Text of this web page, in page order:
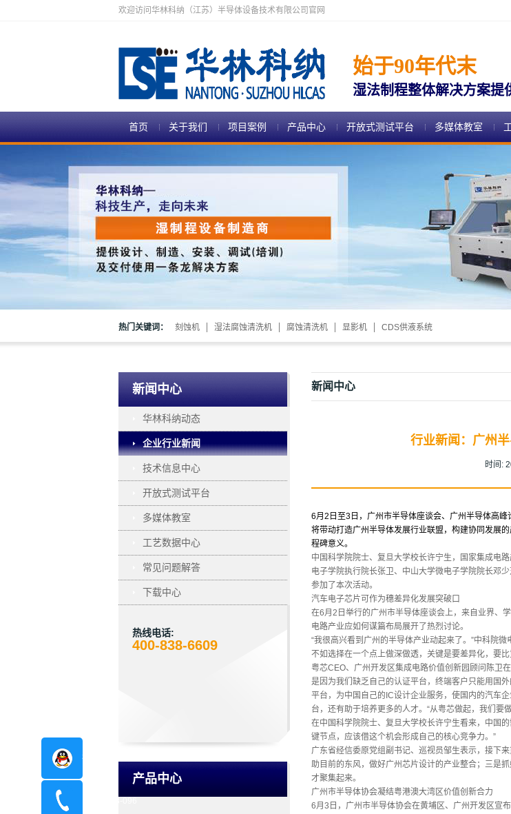
欢迎访问华林科纳（江苏）半导体设备技术有限公司官网
始于90年代末
湿法制程整体解决方案提
首页 关于我们 项目案例 产品中心 开放式测试平台 多媒体教室
热门关键词： 刻蚀机 湿法腐蚀清洗机 腐蚀清洗机 显影机 CDS供液系统
新闻中心
华林科纳动态
企业行业新闻
技术信息中心
开放式测试平台
多媒体教室
工艺数据中心
常见问题解答
下载中心
热线电话:
400-838-6609
产品中心
新闻中心
行业新闻：广州
时间:
6月2日至3日，广州市半导体座谈会、广州半导体高
将带动打造广州半导体发展行业联盟，构建协同发展
程碑意义。
中国科学院院士、复旦大学校长许宁生，国家集成电
电子学院执行院长张卫、中山大学微电子学院院长邓
参加了本次活动。
汽车电子芯片可作为穗差异化发展突破口
在6月2日举行的广州市半导体座谈会上，来自业界、
电路产业应如何谋篇布局展开了热烈讨论。
“我很高兴看到广州的半导体产业动起来了。”中科院
不如选择在一个点上做深做透，关键是要差异化，要
粤芯CEO、广州开发区集成电路价值创新园顾问陈卫
是因为我们缺乏自己的认证平台，终端客户只能用国
平台，为中国自己的IC设计企业服务，使国内的汽车
台，还有助于培养更多的人才。“从粤芯做起，我们要
在中国科学院院士、复旦大学校长许宁生看来，中国
键节点，应该借这个机会形成自己的核心竞争力。”
广东省经信委原党组副书记、巡视员邹生表示，接下
助目前的东风，做好广州芯片设计的产业整合；三是
才聚集起来。
广州市半导体协会凝结粤港澳大湾区价值创新合力
6月3日，广州市半导体协会在黄埔区、广州开发区宣
在线咨询